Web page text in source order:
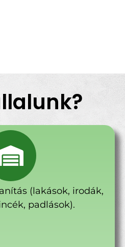
(lakások, irodák,
padlások).